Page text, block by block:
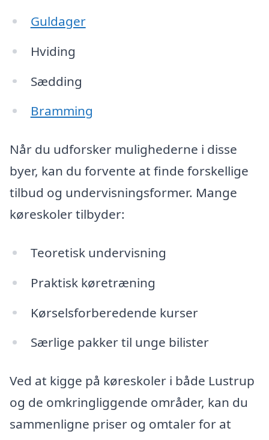
Guldager
Hviding
Sædding
Bramming
Når du udforsker mulighederne i disse
byer, kan du forvente at finde forskellige
tilbud og undervisningsformer. Mange
køreskoler tilbyder:
Teoretisk undervisning
Praktisk køretræning
Kørselsforberedende kurser
Særlige pakker til unge bilister
Ved at kigge på køreskoler i både Lustrup
og de omkringliggende områder, kan du
sammenligne priser og omtaler for at